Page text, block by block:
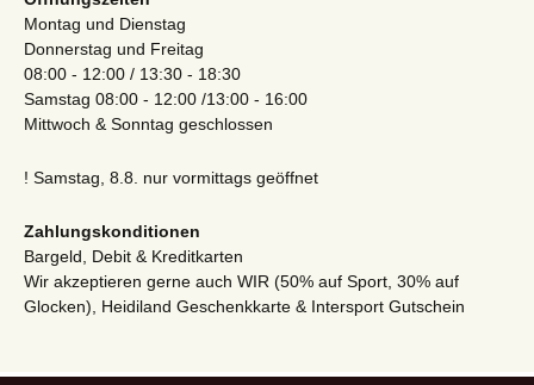
Montag und Dienstag
Donnerstag und Freitag
08:00 - 12:00 / 13:30 - 18:30
Samstag 08:00 - 12:00 /13:00 - 16:00
Mittwoch & Sonntag geschlossen
! Samstag, 8.8. nur vormittags geöffnet
Zahlungskonditionen
Bargeld, Debit & Kreditkarten
Wir akzeptieren gerne auch WIR (50% auf Sport, 30% auf
Glocken), Heidiland Geschenkkarte & Intersport Gutschein